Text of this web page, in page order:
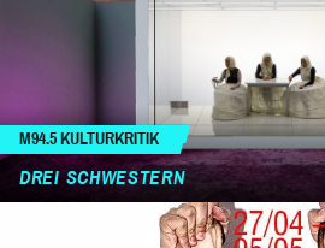
M94.5 KULTURKRITIK
DREI SCHWESTERN